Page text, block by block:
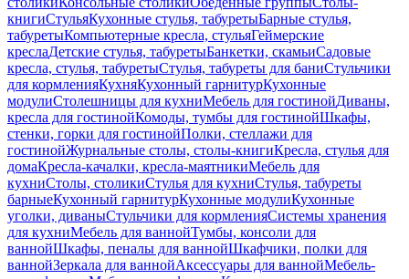
книгиСтульяКухонные стулья, табуретыБарные стулья,
табуретыКомпьютерные кресла, стульяГеймерские
креслаДетские стулья, табуретыБанкетки, скамьиСадовые
кресла, стулья, табуретыСтулья, табуреты для баниСтульчики
для кормленияКухняКухонный гарнитурКухонные
модулиСтолешницы для кухниМебель для гостинойДиваны,
кресла для гостинойКомоды, тумбы для гостинойШкафы,
стенки, горки для гостинойПолки, стеллажи для
гостинойЖурнальные столы, столы-книгиКресла, стулья для
домаКресла-качалки, кресла-маятникиМебель для
кухниСтолы, столикиСтулья для кухниСтулья, табуреты
барныеКухонный гарнитурКухонные модулиКухонные
уголки, диваныСтульчики для кормленияСистемы хранения
для кухниМебель для ваннойТумбы, консоли для
ваннойШкафы, пеналы для ваннойШкафчики, полки для
ваннойЗеркала для ваннойАксессуары для ваннойМебель-